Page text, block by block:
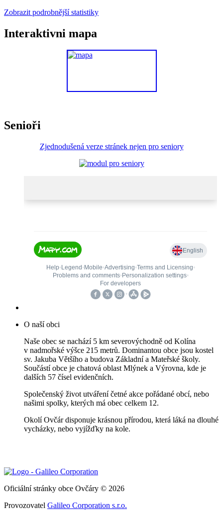
Zobrazit podrobnější statistiky
Interaktivni mapa
Senioři
Zjednodušená verze stránek nejen pro seniory
O naší obci
Naše obec se nachází 5 km severovýchodně od Kolína
v nadmořské výšce 215 metrů. Dominantou obce jsou kostel
sv. Jakuba Většího a budova Základní a Mateřské školy.
Součástí obce je chatová oblast Mlýnek a Výrovna, kde je
dalších 57 čísel evidenčních.
Společenský život utváření četné akce pořádané obcí, nebo
našimi spolky, kterých má obec celkem 12.
Okolí Ovčár disponuje krásnou přírodou, která láká na dlouhé
vycházky, nebo vyjížďky na kole.
Oficiální stránky obce Ovčáry © 2026
Provozovatel Galileo Corporation s.r.o.